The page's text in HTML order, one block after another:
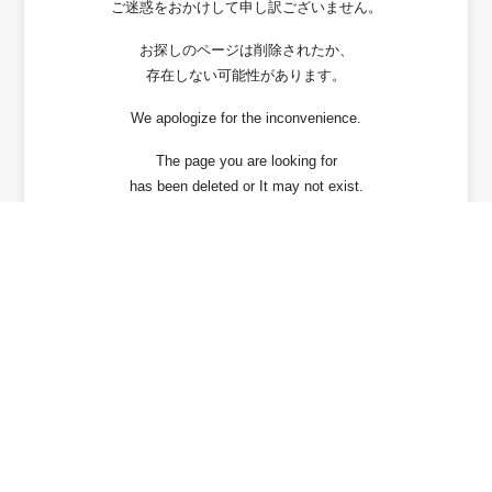
ご迷惑をおかけして申し訳ございません。
お探しのページは削除されたか、
存在しない可能性があります。
We apologize for the inconvenience.
The page you are looking for
has been deleted or It may not exist.